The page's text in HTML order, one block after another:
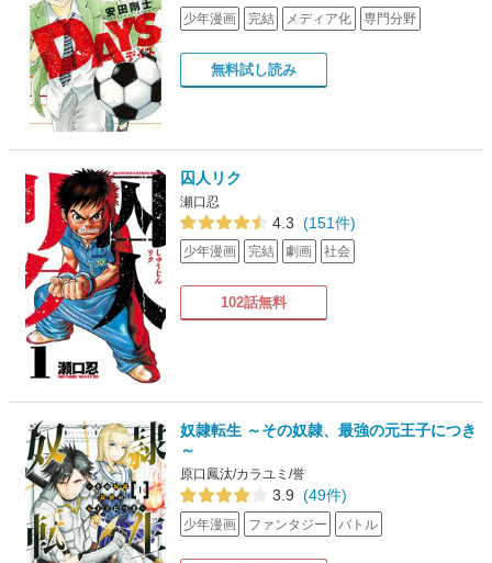
少年漫画 完結 メディア化 専門分野
無料試し読み
囚人リク
瀬口忍
4.3 (151件)
少年漫画 完結 劇画 社会
102話無料
奴隷転生 ～その奴隷、最強の元王子につき
～
原口鳳汰/カラユミ/誉
3.9 (49件)
少年漫画 ファンタジー バトル